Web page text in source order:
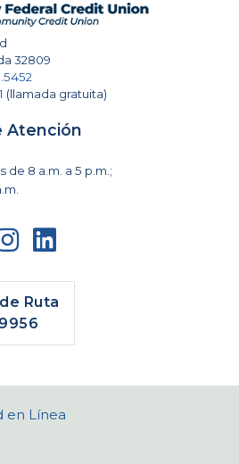
32809
(llamada gratuita)
Atención
de 8 a.m. a 5 p.m.;
Ruta
en Línea